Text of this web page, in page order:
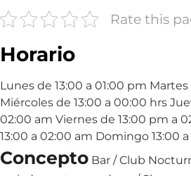
Rate this
Horario
Lunes de 13:00 a 01:00 pm
Miércoles de 13:00 a 00:00 hrs
02:00 am Viernes de 13:00 pm a
13:00 a 02:00 am Domingo 13:00
Concepto Bar / Club